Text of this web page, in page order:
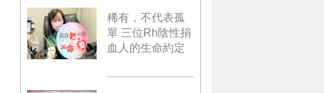
稀有，不代表孤
單 三位Rh陰性捐
血人的生命約定